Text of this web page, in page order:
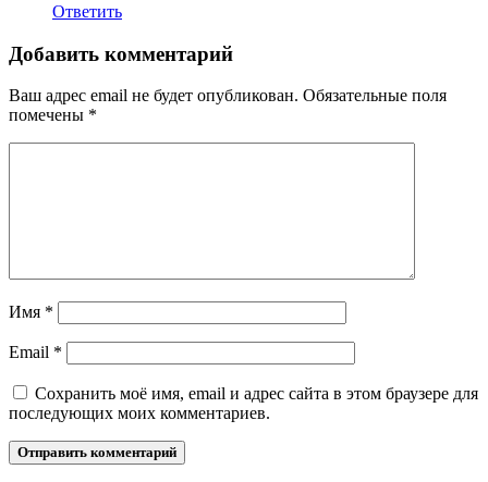
Ответить
Добавить комментарий
Ваш адрес email не будет опубликован. Обязательные поля
помечены *
Имя *
Email *
Сохранить моё имя, email и адрес сайта в этом браузере для
последующих моих комментариев.